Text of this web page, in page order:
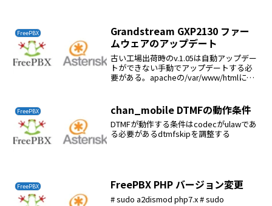
FreePBX
Grandstream GXP2130 ファー
ムウェアのアップデート
古い工場出荷時のv.1.05は自動アップデー
トができない手動でアップデートする必
要がある。apacheの/var/www/htmlにフ
FreePBX chan_mobile DTMFの動作条件
DTMFが動作する条件はcodecがulawであ
る必要があるdtmfskipを調整する
FreePBX FreePBX PHP バージョン変更
# sudo a2dismod php7.x # sudo